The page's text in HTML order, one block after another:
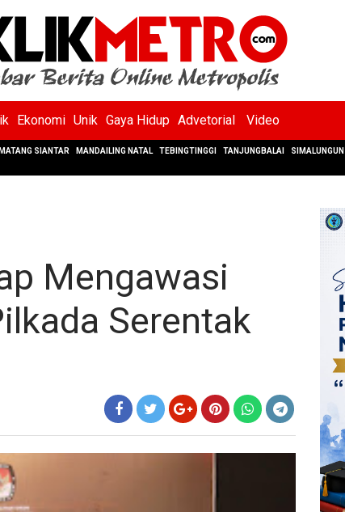
Ekonomi Unik Gaya Hidup Advetorial Video
SIANTAR MANDAILING NATAL TEBINGTINGGI TANJUNGBALAI SIMALUNGUN
Mengawasi
Serentak